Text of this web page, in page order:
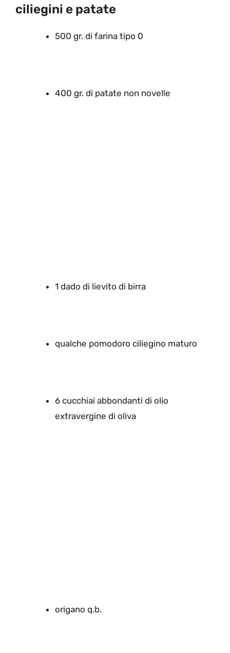
ciliegini e patate
500 gr. di farina tipo 0
400 gr. di patate non novelle
1 dado di lievito di birra
qualche pomodoro ciliegino maturo
6 cucchiai abbondanti di olio
extravergine di oliva
origano q.b.